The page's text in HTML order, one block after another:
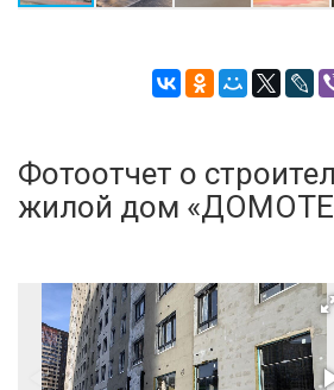
Фотоотчет о
жилой дом